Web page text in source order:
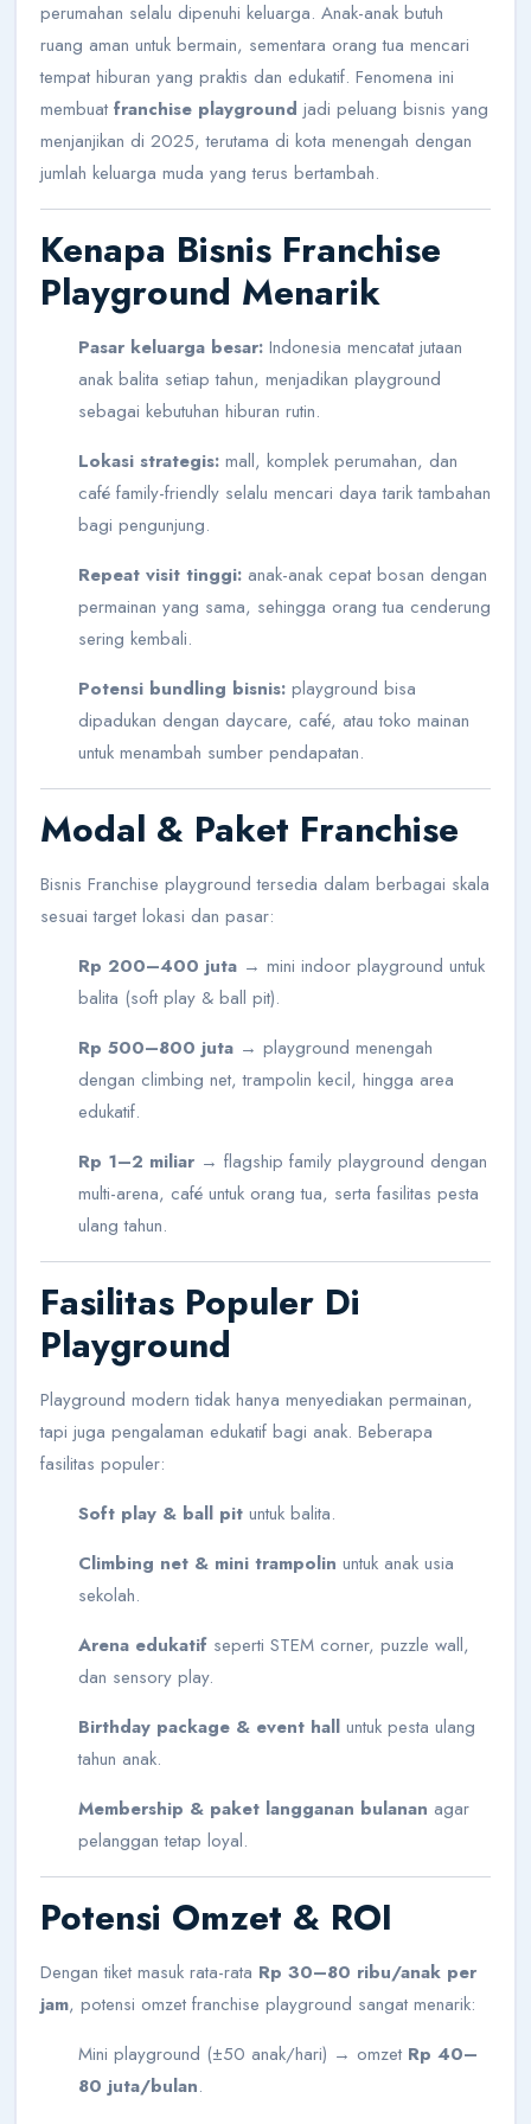
perumahan selalu dipenuhi keluarga. Anak-anak butuh
ruang aman untuk bermain, sementara orang tua mencari
tempat hiburan yang praktis dan edukatif. Fenomena ini
membuat franchise playground jadi peluang bisnis yang
menjanjikan di 2025, terutama di kota menengah dengan
jumlah keluarga muda yang terus bertambah.
Kenapa Bisnis Franchise
Playground Menarik
Pasar keluarga besar: Indonesia mencatat jutaan
anak balita setiap tahun, menjadikan playground
sebagai kebutuhan hiburan rutin.
Lokasi strategis: mall, komplek perumahan, dan
café family-friendly selalu mencari daya tarik tambahan
bagi pengunjung.
Repeat visit tinggi: anak-anak cepat bosan dengan
permainan yang sama, sehingga orang tua cenderung
sering kembali.
Potensi bundling bisnis: playground bisa
dipadukan dengan daycare, café, atau toko mainan
untuk menambah sumber pendapatan.
Modal & Paket Franchise
Bisnis Franchise playground tersedia dalam berbagai skala
sesuai target lokasi dan pasar:
Rp 200–400 juta → mini indoor playground untuk
balita (soft play & ball pit).
Rp 500–800 juta → playground menengah
dengan climbing net, trampolin kecil, hingga area
edukatif.
Rp 1–2 miliar → flagship family playground dengan
multi-arena, café untuk orang tua, serta fasilitas pesta
ulang tahun.
Fasilitas Populer Di
Playground
Playground modern tidak hanya menyediakan permainan,
tapi juga pengalaman edukatif bagi anak. Beberapa
fasilitas populer:
Soft play & ball pit untuk balita.
Climbing net & mini trampolin untuk anak usia
sekolah.
Arena edukatif seperti STEM corner, puzzle wall,
dan sensory play.
Birthday package & event hall untuk pesta ulang
tahun anak.
Membership & paket langganan bulanan agar
pelanggan tetap loyal.
Potensi Omzet & ROI
Dengan tiket masuk rata-rata Rp 30–80 ribu/anak per
jam, potensi omzet franchise playground sangat menarik:
Mini playground (±50 anak/hari) → omzet Rp 40–
80 juta/bulan.